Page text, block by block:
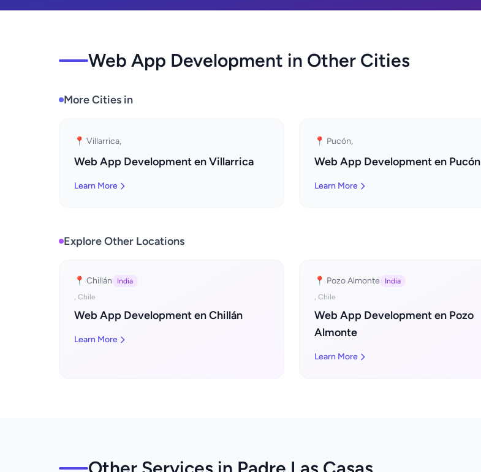
Web App Development in Other Cities
More Cities in
📍 Villarrica,
Web App Development en Villarrica
Learn More
📍 Pucón,
Web App Development en Pucón
Learn More
Explore Other Locations
📍 Chillán
India
, Chile
Web App Development en Chillán
Learn More
📍 Pozo Almonte
India
, Chile
Web App Development en Pozo
Almonte
Learn More